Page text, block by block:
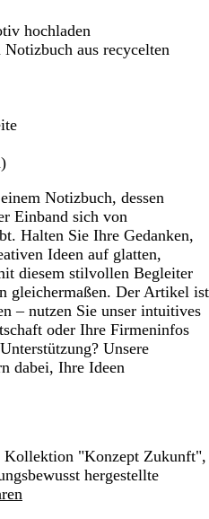
hochladen
aus recycelten
Notizbuch, dessen
Einband sich von
Halten Sie Ihre Gedanken,
Ideen auf glatten,
diesem stilvollen Begleiter
gleichermaßen. Der Artikel ist
– nutzen Sie unser intuitives
oder Ihre Firmeninfos
Unsere
dabei, Ihre Ideen
"Konzept Zukunft",
hergestellte